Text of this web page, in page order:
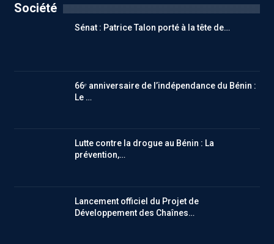
Société
Sénat : Patrice Talon porté à la tête de…
66ᵉ anniversaire de l’indépendance du Bénin :
Le …
Lutte contre la drogue au Bénin : La
prévention,…
Lancement officiel du Projet de
Développement des Chaînes…